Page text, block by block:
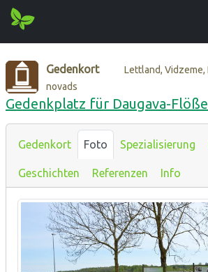
Gedenkort
Lettland, Vidzeme,
novads
Gedenkplatz für Daugava-
Gedenkort Foto Spezialisierung
Geschichten Referenzen Info